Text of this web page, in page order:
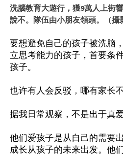
洗腦教育大遊行，獲9萬人上街
說不。隊伍由小朋友領頭。（攝
要想避免自己的孩子被洗脑
立思考能力的孩子，首要条
孩子。
也许有人会反驳，哪有家长
据我日常观察，不是出于真
他们爱孩子是从自己的需要
成长从孩子的未来出发。他